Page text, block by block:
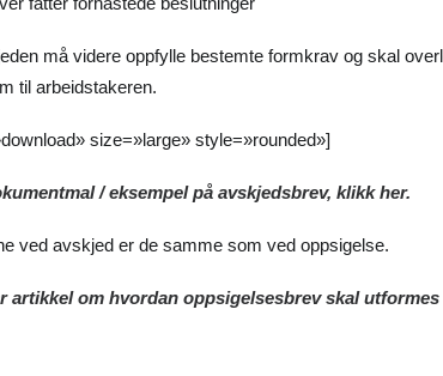
må videre oppfylle bestemte formkrav og skal
til arbeidstakeren.
size=»large» style=»rounded»]
/ eksempel på avskjedsbrev, klikk her.
ved avskjed er de samme som ved oppsigelse.
artikkel om hvordan oppsigelsesbrev skal